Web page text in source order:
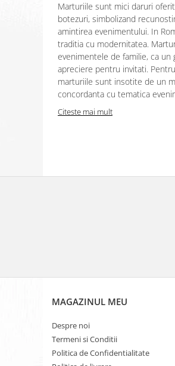
Marturiile sunt mici daruri
botezuri, simbolizand
amintirea evenimentului. In
traditia cu modernitatea.
evenimentele de familie, ca
apreciere pentru invitati.
marturiile sunt insotite de un
concordanta cu tematica
Citeste mai mult
MAGAZINUL MEU
Despre noi
Termeni si Conditii
Politica de Confidentialitate